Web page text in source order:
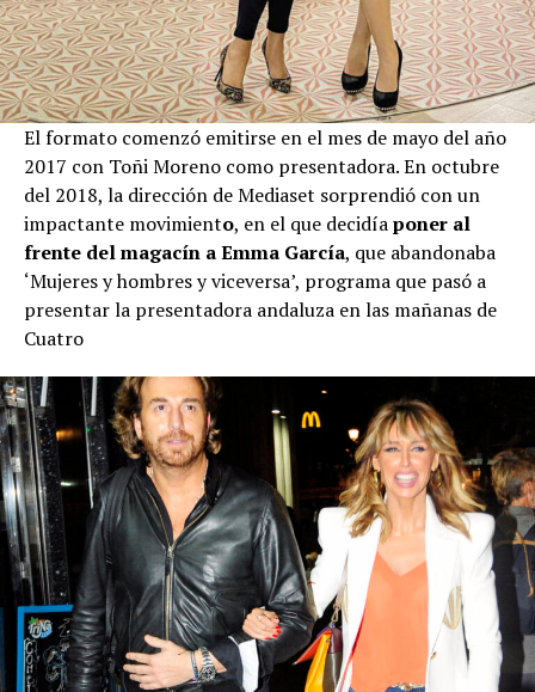
El formato comenzó emitirse en el mes de mayo del año
2017 con Toñi Moreno como presentadora. En octubre
del 2018, la dirección de Mediaset sorprendió con un
impactante movimiento, en el que decidíaponer al
frente del magacín a Emma García, que abandonaba
‘Mujeres y hombres y viceversa’, programa que pasó a
presentar la presentadora andaluza en las mañanas de
Cuatro